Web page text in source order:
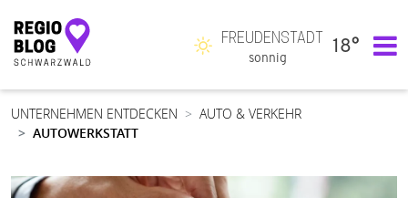
Hauptnavigation
FREUDENSTADT
sonnig
18°
UNTERNEHMEN ENTDECKEN
AUTO & VERKEHR
AUTOWERKSTATT